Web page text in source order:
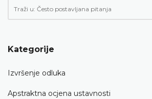
Kategorije
Izvršenje odluka
Apstraktna ocjena ustavnosti